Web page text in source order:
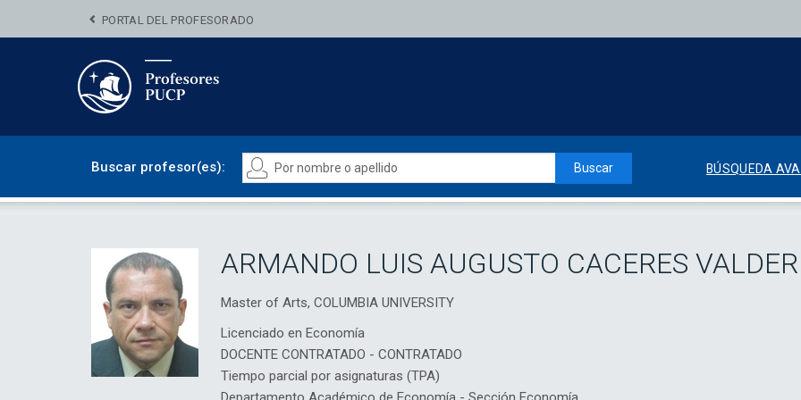
PORTAL DEL PROFESORADO
Buscar profesor(es): Buscar BÚSQUEDA
ARMANDO LUIS AUGUSTO CACERES
Master of Arts, COLUMBIA UNIVERSITY
Licenciado en Economía
DOCENTE CONTRATADO - CONTRATADO
Tiempo parcial por asignaturas (TPA)